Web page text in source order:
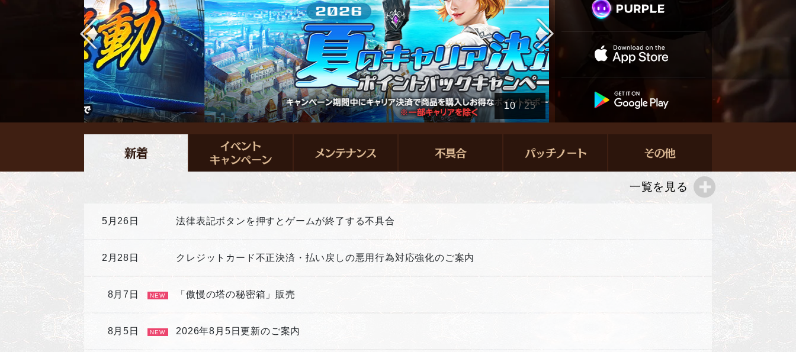
10/25
一覧を見る
5月26日 法律表記ボタンを押すとゲームが終了する不具合
2月28日 クレジットカード不正決済・払い戻しの悪用行為対応強化のご案内
8月7日 NEW 「傲慢の塔の秘密箱」販売
8月5日 NEW 2026年8月5日更新のご案内